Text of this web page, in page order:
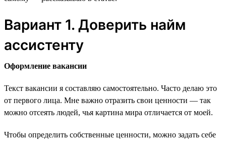
Вариант 1. Доверить найм
ассистенту
Оформление вакансии
Текст вакансии я составляю самостоятельно. Часто делаю это
от первого лица. Мне важно отразить свои ценности — так
можно отсеять людей, чья картина мира отличается от моей.
Чтобы определить собственные ценности, можно задать себе